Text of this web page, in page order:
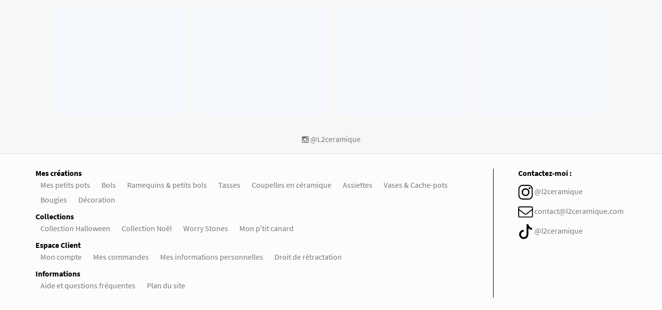
@L2ceramique
Mes créations
Mes petits pots
Bols Ramequins & petits bols Tasses Coupelles en céramique Assiettes
Vases & Cache-pots
Bougies
Décoration
Collections
Collection Halloween
Collection Noël Worry Stones
Mon p'tit canard
Espace Client
Mon compte
Mes commandes Mes informations personnelles
Droit de rétractation
Informations
Aide et questions fréquentes
Plan du site
Contactez-moi :
@l2ceramique
contact@l2ceramique.com
@l2ceramique